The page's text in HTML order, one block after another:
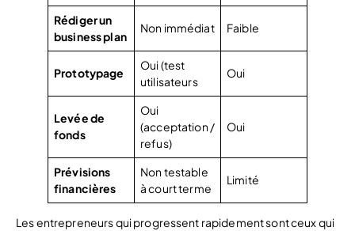
Rédiger un
business plan
Non immédiat Faible
Prototypage
Oui (test
utilisateurs
Oui
Levée de
fonds
Oui
(acceptation /
refus)
Oui
Prévisions
financières
Non testable
à court terme
Limité
Les entrepreneurs qui progressent rapidement sont ceux qui